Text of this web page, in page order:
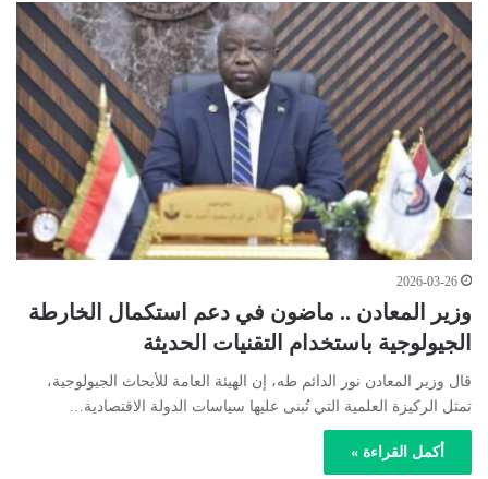
2026-03-26
وزير المعادن .. ماضون في دعم استكمال الخارطة
الجيولوجية باستخدام التقنيات الحديثة
قال وزير المعادن نور الدائم طه، إن الهيئة العامة للأبحاث الجيولوجية،
تمثل الركيزة العلمية التي تُبنى عليها سياسات الدولة الاقتصادية…
أكمل القراءة »